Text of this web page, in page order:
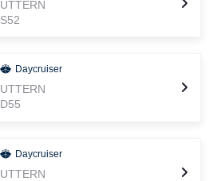
UTTERN
S52
Daycruiser
UTTERN
D55
Daycruiser
UTTERN